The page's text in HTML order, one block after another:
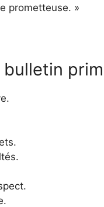
prometteuse. »